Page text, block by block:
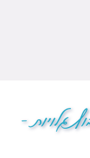
גלויות –